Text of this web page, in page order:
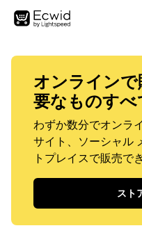
オンライン
要なものすべ
わずか数分でオンラ
サイト、ソーシャル
トプレイスで販売で
スト